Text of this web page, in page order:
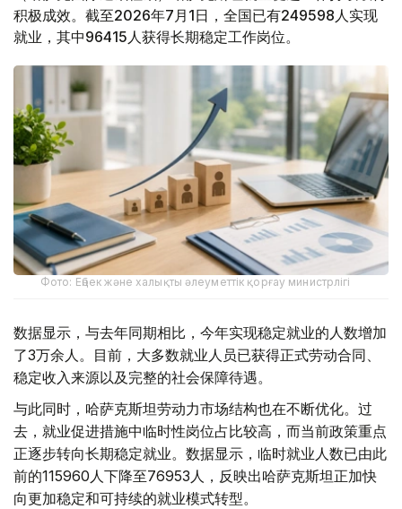
积极成效。截至2026年7月1日，全国已有249598人实现
就业，其中96415人获得长期稳定工作岗位。
Фото: Еңбек және халықты әлеуметтік қорғау министрлігі
数据显示，与去年同期相比，今年实现稳定就业的人数增加
了3万余人。目前，大多数就业人员已获得正式劳动合同、
稳定收入来源以及完整的社会保障待遇。
与此同时，哈萨克斯坦劳动力市场结构也在不断优化。过
去，就业促进措施中临时性岗位占比较高，而当前政策重点
正逐步转向长期稳定就业。数据显示，临时就业人数已由此
前的115960人下降至76953人，反映出哈萨克斯坦正加快
向更加稳定和可持续的就业模式转型。